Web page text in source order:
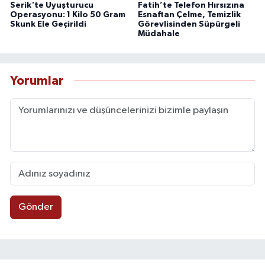
Serik'te Uyuşturucu
Operasyonu: 1 Kilo 50 Gram
Skunk Ele Geçirildi
Fatih’te Telefon Hırsızına
Esnaftan Çelme, Temizlik
Görevlisinden Süpürgeli
Müdahale
Yorumlar
Gönder